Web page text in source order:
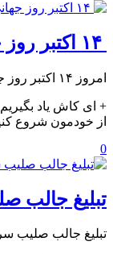
‏امروز ۱۴ اکتبر روز جهانی استاندارده
از خودمون شروع
0
تبلیغ جالب
تبلیغ جالب صلیب